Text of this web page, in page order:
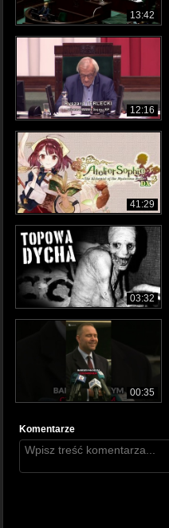
13:42
12:16
41:29
03:32
00:35
Komentarze